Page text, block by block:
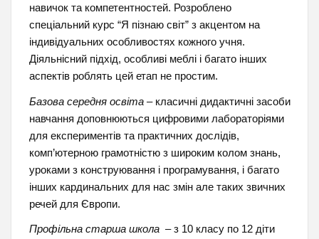
навичок та компетентностей. Розроблено
спеціальний курс “Я пізнаю світ” з акцентом на
індивідуальних особливостях кожного учня.
Діяльнісний підхід, особливі меблі і багато інших
аспектів роблять цей етап не простим.
Базова середня освіта– класичні дидактичні засоби
навчання доповнюються цифровими лабораторіями
для експериментів та практичних дослідів,
комп’ютерною грамотністю з широким колом знань,
уроками з конструювання і програмування, і багато
інших кардинальних для нас змін але таких звичних
речей для Європи.
Профільна старша школа– з 10 класу по 12 діти